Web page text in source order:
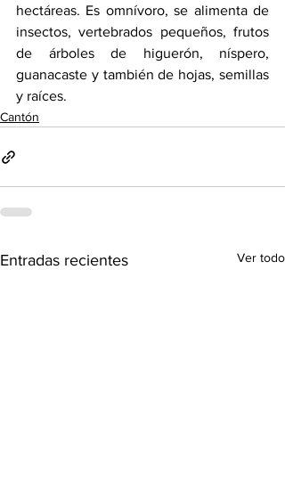
hectáreas. Es omnívoro, se alimenta de
insectos, vertebrados pequeños, frutos
de árboles de higuerón, níspero,
guanacaste y también de hojas, semillas
y raíces.
Cantón
Entradas recientes Ver todo